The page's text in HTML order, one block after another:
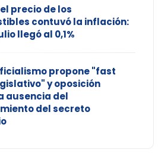
precio de los
contuvó la inflación:
llegó al 0,1%
propone "fast
y oposición
ausencia del
del secreto